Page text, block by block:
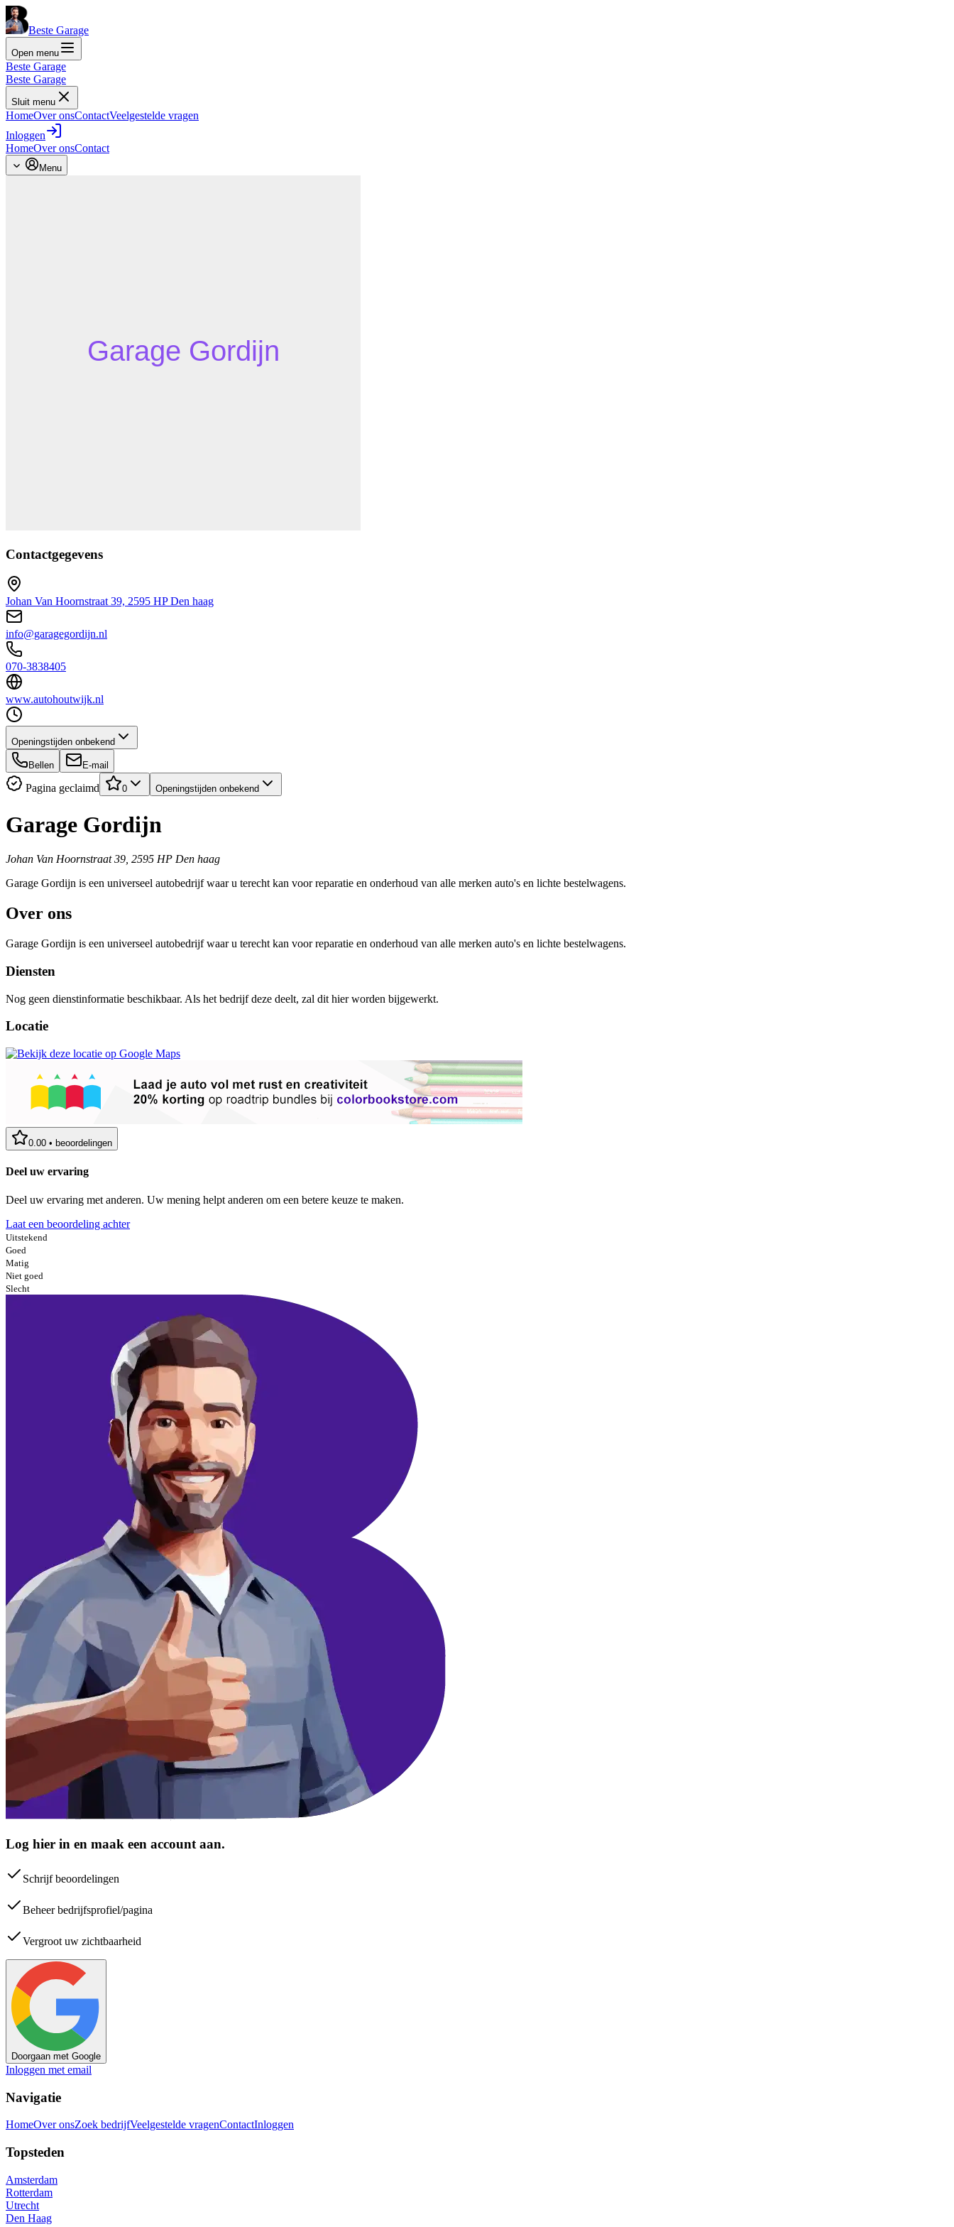
Beste Garage
Open menu
Beste Garage
Beste Garage
Sluit menu
HomeOver onsContactVeelgestelde vragen
Inloggen
HomeOver onsContact
Menu
Contactgegevens
Johan Van Hoornstraat 39, 2595 HP Den haag
info@garagegordijn.nl
070-3838405
www.autohoutwijk.nl
Openingstijden onbekend
Bellen E-mail
Pagina geclaimd 0 Openingstijden onbekend
Garage Gordijn
Johan Van Hoornstraat 39, 2595 HP Den haag
Garage Gordijn is een universeel autobedrijf waar u terecht kan voor reparatie en onderhoud van alle merken auto's en lichte bestelwagens.
Over ons
Garage Gordijn is een universeel autobedrijf waar u terecht kan voor reparatie en onderhoud van alle merken auto's en lichte bestelwagens.
Diensten
Nog geen dienstinformatie beschikbaar. Als het bedrijf deze deelt, zal dit hier worden bijgewerkt.
Locatie
0.00 • beoordelingen
Deel uw ervaring
Deel uw ervaring met anderen. Uw mening helpt anderen om een betere keuze te maken.
Laat een beoordeling achter
Uitstekend
Goed
Matig
Niet goed
Slecht
Log hier in en maak een account aan.
Schrijf beoordelingen
Beheer bedrijfsprofiel/pagina
Vergroot uw zichtbaarheid
Doorgaan met Google
Inloggen met email
Navigatie
HomeOver onsZoek bedrijfVeelgestelde vragenContactInloggen
Topsteden
Amsterdam
Rotterdam
Utrecht
Den Haag